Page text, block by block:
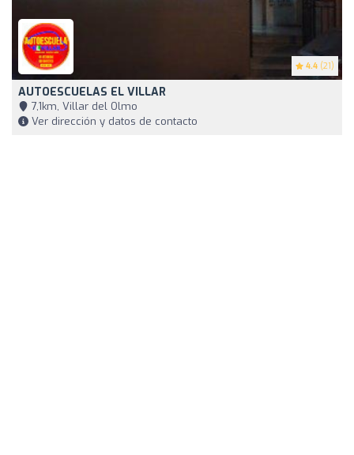
4.4 (21)
AUTOESCUELAS EL VILLAR
7,1km, Villar del Olmo
Ver dirección y datos de contacto